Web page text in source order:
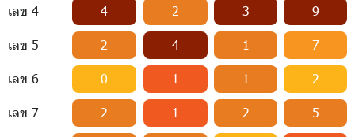
เลข 4 4 2 3 9
เลข 5 2 4 1 7
เลข 6 0 1 1 2
เลข 7 2 1 2 5